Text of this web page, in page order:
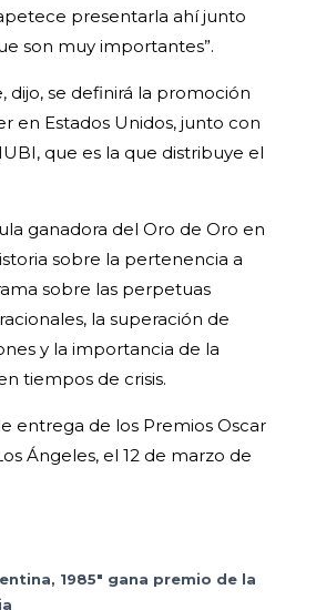
presentarla ahí junto
son muy importantes”.
dijo, se definirá la promoción
en Estados Unidos, junto con
que es la que distribuye el
ganadora del Oro de Oro en
sobre la pertenencia a
sobre las perpetuas
la superación de
y la importancia de la
tiempos de crisis.
entrega de los Premios Oscar
Ángeles, el 12 de marzo de
1985" gana premio de la